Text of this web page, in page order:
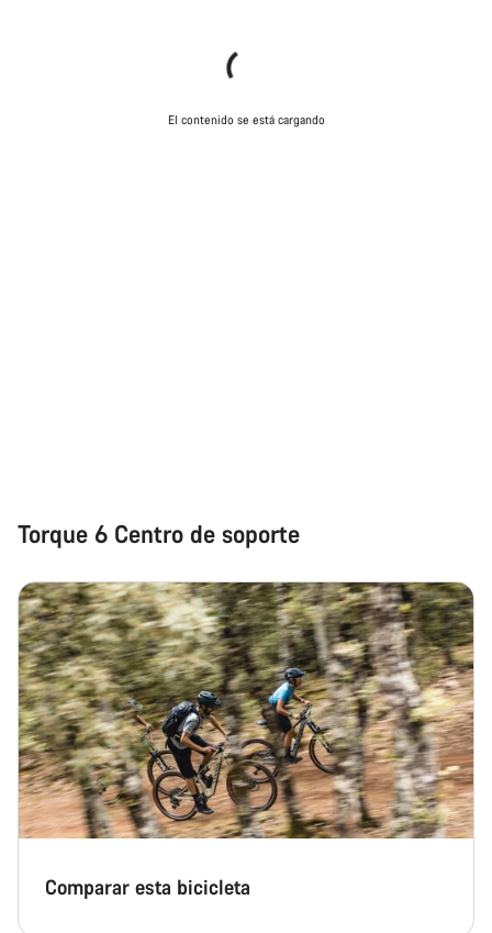
El contenido se está cargando
Torque 6 Centro de soporte
Comparar esta bicicleta